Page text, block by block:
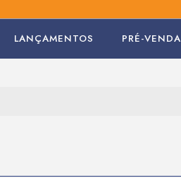
LANÇAMENTOS PRÉ-VENDA